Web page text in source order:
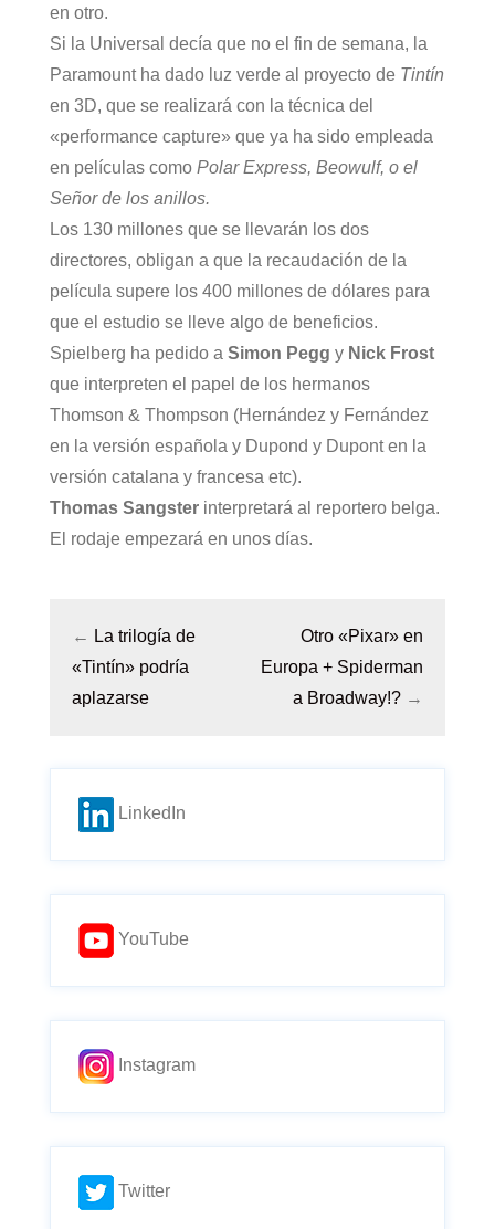
en otro.
Si la Universal decía que no el fin de semana, la
Paramount ha dado luz verde al proyecto de Tintín
en 3D, que se realizará con la técnica del
«performance capture» que ya ha sido empleada
en películas como Polar Express, Beowulf, o el
Señor de los anillos.
Los 130 millones que se llevarán los dos
directores, obligan a que la recaudación de la
película supere los 400 millones de dólares para
que el estudio se lleve algo de beneficios.
Spielberg ha pedido a Simon Pegg y Nick Frost
que interpreten el papel de los hermanos
Thomson & Thompson (Hernández y Fernández
en la versión española y Dupond y Dupont en la
versión catalana y francesa etc).
Thomas Sangster interpretará al reportero belga.
El rodaje empezará en unos días.
← La trilogía de
«Tintín» podría
aplazarse
Otro «Pixar» en
Europa + Spiderman
a Broadway!? →
LinkedIn
YouTube
Instagram
Twitter